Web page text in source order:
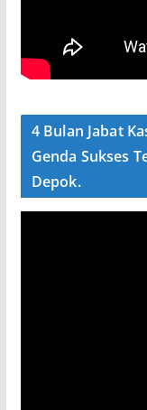
4 Bulan Jabat
Genda Sukses
Depok.